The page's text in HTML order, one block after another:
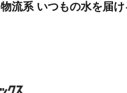
流系 いつもの水を届